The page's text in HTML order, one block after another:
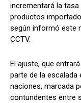
incrementará la
productos
según informó este
CCTV.
El ajuste, que
parte de la escalada
naciones, marcada
contundentes entre